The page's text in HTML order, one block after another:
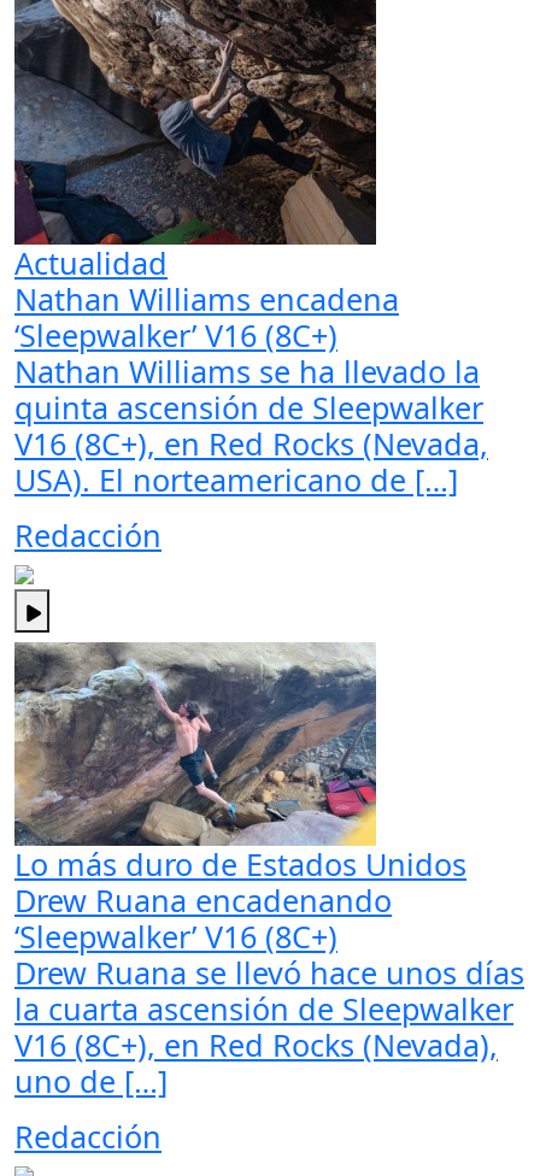
Actualidad
Nathan Williams encadena
‘Sleepwalker’ V16 (8C+)
Nathan Williams se ha llevado la
quinta ascensión de Sleepwalker
V16 (8C+), en Red Rocks (Nevada,
USA). El norteamericano de […]
Redacción
Lo más duro de Estados Unidos
Drew Ruana encadenando
‘Sleepwalker’ V16 (8C+)
Drew Ruana se llevó hace unos días
la cuarta ascensión de Sleepwalker
V16 (8C+), en Red Rocks (Nevada),
uno de […]
Redacción